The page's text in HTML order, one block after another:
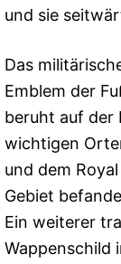
und sie
Das
Emblem der
beruht auf der
wichtigen
und dem
Gebiet
Ein weiterer
Wappenschild